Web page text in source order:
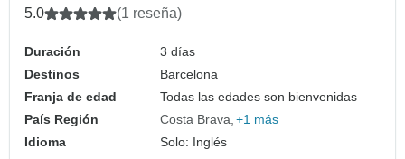
5.0 (1 reseña)
Duración
3 días
Destinos
Barcelona
Franja de edad
Todas las edades son bienvenidas
País Región
Costa Brava +1 más
Idioma
Solo: Inglés